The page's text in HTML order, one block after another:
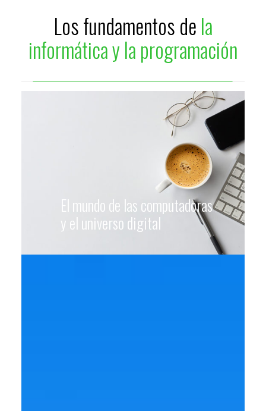
Los fundamentos dela
informática y la programación
El mundo de las computadoras
y el universo digital